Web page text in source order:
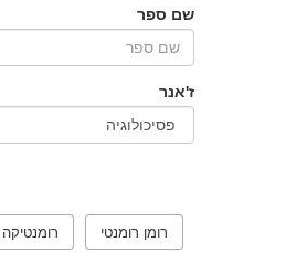
שם ספר
ז'אנר
רומן רומנטי רומנטיקה